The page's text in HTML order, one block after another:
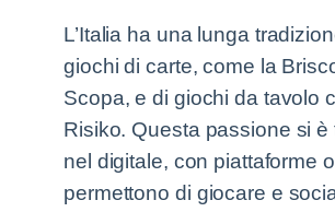
L’Italia ha una lunga
giochi di carte, come la
Scopa, e di giochi da tavolo
Risiko. Questa passione si è
nel digitale, con piattaforme
permettono di giocare e